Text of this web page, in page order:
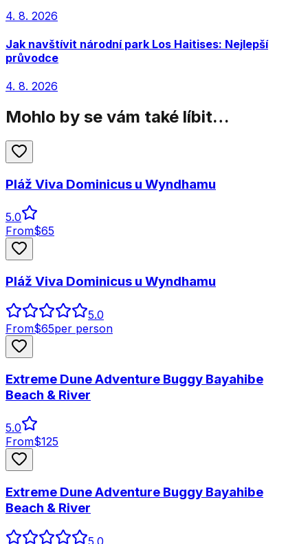
4. 8. 2026
Jak navštívit národní park Los Haitises: Nejlepší
průvodce
4. 8. 2026
Mohlo by se vám také líbit…
Pláž Viva Dominicus u Wyndhamu
5.0
From$65
Pláž Viva Dominicus u Wyndhamu
5.0
From$65per person
Extreme Dune Adventure Buggy Bayahibe
Beach & River
5.0
From$125
Extreme Dune Adventure Buggy Bayahibe
Beach & River
5.0